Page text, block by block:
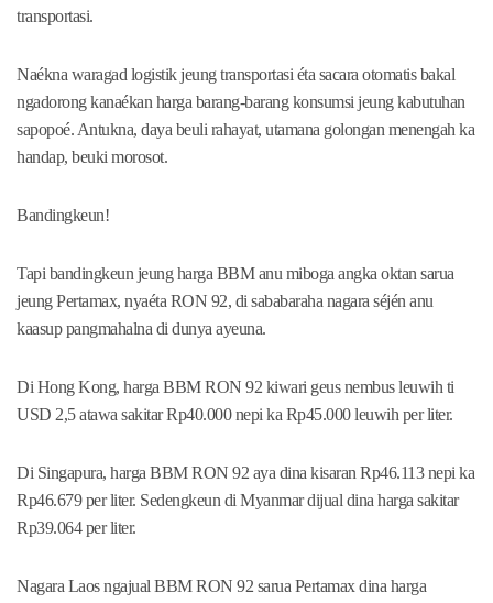
transportasi.
Naékna waragad logistik jeung transportasi éta sacara otomatis bakal
ngadorong kanaékan harga barang-barang konsumsi jeung kabutuhan
sapopoé. Antukna, daya beuli rahayat, utamana golongan menengah ka
handap, beuki morosot.
Bandingkeun!
Tapi bandingkeun jeung harga BBM anu miboga angka oktan sarua
jeung Pertamax, nyaéta RON 92, di sababaraha nagara séjén anu
kaasup pangmahalna di dunya ayeuna.
Di Hong Kong, harga BBM RON 92 kiwari geus nembus leuwih ti
USD 2,5 atawa sakitar Rp40.000 nepi ka Rp45.000 leuwih per liter.
Di Singapura, harga BBM RON 92 aya dina kisaran Rp46.113 nepi ka
Rp46.679 per liter. Sedengkeun di Myanmar dijual dina harga sakitar
Rp39.064 per liter.
Nagara Laos ngajual BBM RON 92 sarua Pertamax dina harga